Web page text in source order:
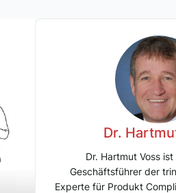
Dr.
Dr. Hartmut Voss
Geschäftsführer der
Experte für Produkt